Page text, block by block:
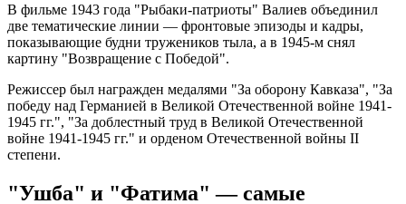
В фильме 1943 года "Рыбаки-патриоты" Валиев объединил
две тематические линии — фронтовые эпизоды и кадры,
показывающие будни тружеников тыла, а в 1945-м снял
картину "Возвращение с Победой".
Режиссер был награжден медалями "За оборону Кавказа", "За
победу над Германией в Великой Отечественной войне 1941-
1945 гг.", "За доблестный труд в Великой Отечественной
войне 1941-1945 гг." и орденом Отечественной войны II
степени.
"Ушба" и "Фатима" — самые